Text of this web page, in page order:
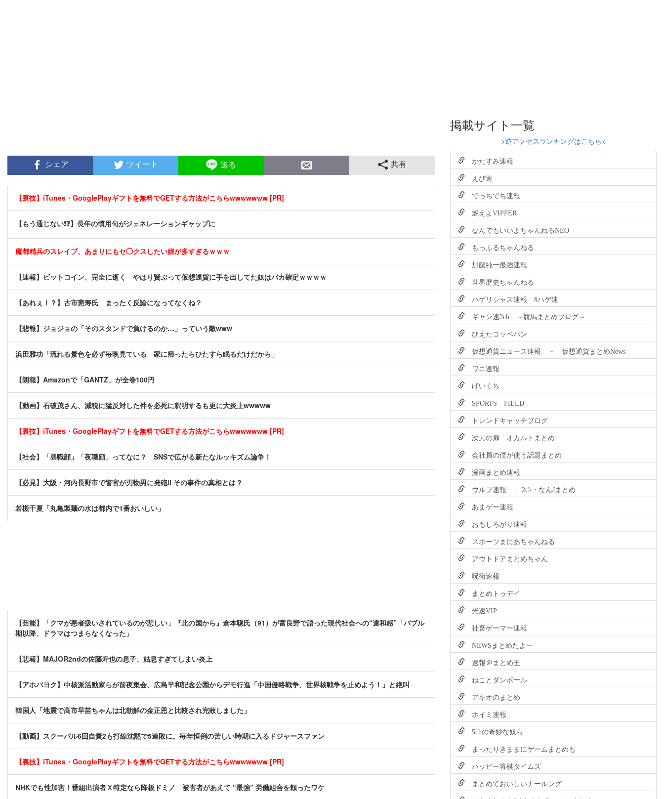
シェア ツイート 送る 共有
【裏技】iTunes・GooglePlayギフトを無料でGETする方法がこちらwwwwwww [PR]
【もう通じない❗❓】長年の慣用句がジェネレーションギャップに
魔都精兵のスレイブ、あまりにもセ◯クスしたい娘が多すぎるｗｗｗ
【速報】ビットコイン、完全に逝く やはり賢ぶって仮想通貨に手を出してた奴はバカ確定ｗｗｗｗ
【あれぇ！？】古市憲寿氏 まったく反論になってなくね？
【悲報】ジョジョの「そのスタンドで負けるのか…」っていう敵www
浜田雅功「流れる景色を必ず毎晩見ている 家に帰ったらひたすら眠るだけだから」
【朗報】Amazonで「GANTZ」が全巻100円
【動画】石破茂さん、減税に猛反対した件を必死に釈明するも更に大炎上wwwww
【裏技】iTunes・GooglePlayギフトを無料でGETする方法がこちらwwwwwww [PR]
【社会】「昼職顔」「夜職顔」ってなに？ SNSで広がる新たなルッキズム論争！
【必見】大阪・河内長野市で警官が刃物男に発砲‼ その事件の真相とは？
若槻千夏「丸亀製麺の水は都内で1番おいしい」
【芸能】「クマが悪者扱いされているのが悲しい」『北の国から』倉本聰氏（91）が富良野で語った現代社会への“違和感”「バブル
期以降、ドラマはつまらなくなった」
【悲報】MAJOR2ndの佐藤寿也の息子、姑息すぎてしまい炎上
【アホパヨク】中核派活動家らが前夜集会、広島平和記念公園からデモ行進「中国侵略戦争、世界核戦争を止めよう！」と絶叫
韓国人「地震で高市早苗ちゃんは北朝鮮の金正恩と比較され完敗しました」
【動画】スクーバル6回自責2も打線沈黙で5連敗に。毎年恒例の苦しい時期に入るドジャースファン
【裏技】iTunes・GooglePlayギフトを無料でGETする方法がこちらwwwwwww [PR]
NHKでも性加害！番組出演者Ｘ特定なら降板ドミノ 被害者があえて “最強” 労働組合を頼ったワケ
掲載サイト一覧
>逆アクセスランキングはこちら<
かたすみ速報
えび速
でっちでち速報
燃えよVIPPER
なんでもいいよちゃんねるNEO
もっふるちゃんねる
加藤純一最強速報
世界歴史ちゃんねる
ハゲリシャス速報 #ハゲ速
ギャン速2ch ～競馬まとめブログ～
ひえたコッペパン
仮想通貨ニュース速報 － 仮想通貨まとめNews
ワニ速報
げいくち
SPORTS FIELD
トレンドキャッチブログ
次元の扉 オカルトまとめ
会社員の僕が使う話題まとめ
漫画まとめ速報
ウルフ速報 | 2ch・なんJまとめ
あまゲー速報
おもしろがり速報
スポーツまにあちゃんねる
アウトドアまとめちゃん
呪術速報
まとめトゥデイ
光速VIP
社畜ゲーマー速報
NEWSまとめたよー
速報＠まとめ王
ねことダンボール
アキオのまとめ
ホイミ速報
5chの奇妙な奴ら
まったりきままにゲームまとめも
ハッピー将棋タイムズ
まとめておいしいナールング